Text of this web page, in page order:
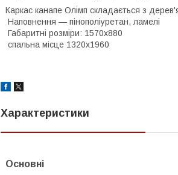
Каркас канапе Олімп складається з
Наповнення — пінополіуретан, ламелі
Габаритні розміри: 1570х880
спальна місце 1320х1960
Характеристики
Основні